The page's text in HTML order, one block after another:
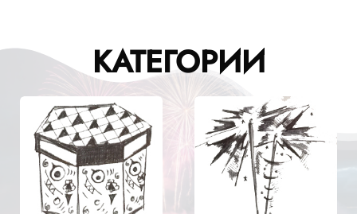
КАТЕГОРИИ